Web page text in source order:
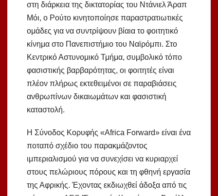
στη διάρκεια της δικτατορίας του Ντάνιελ Άραπ
Μόι, ο Ρούτο κινητοποίησε παραστρατιωτικές
ομάδες για να συντρίψουν βίαια το φοιτητικό
κίνημα στο Πανεπιστήμιο του Ναϊρόμπι. Στο
Κεντρικό Αστυνομικό Τμήμα, συμβολικό τόπο
φασιστικής βαρβαρότητας, οι φοιτητές είναι
πλέον πλήρως εκτεθειμένοι σε παραβιάσεις
ανθρωπίνων δικαιωμάτων και φασιστική
καταστολή.
Η Σύνοδος Κορυφής «Africa Forward» είναι ένα
ποταπό σχέδιο του παρακμάζοντος
ιμπεριαλισμού για να συνεχίσει να κυριαρχεί
στους πελώριους πόρους και τη φθηνή εργασία
της Αφρικής. Έχοντας εκδιωχθεί άδοξα από τις